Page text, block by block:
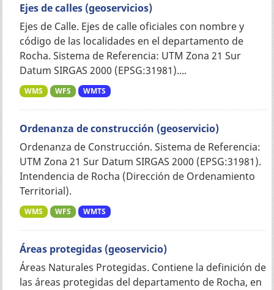
Ejes de calles (geoservicios)
Ejes de Calle. Ejes de calle oficiales con nombre y
código de las localidades en el departamento de
Rocha. Sistema de Referencia: UTM Zona 21 Sur
Datum SIRGAS 2000 (EPSG:31981)....
WMS WFS WMTS
Ordenanza de construcción (geoservicio)
Ordenanza de Construcción. Sistema de Referencia:
UTM Zona 21 Sur Datum SIRGAS 2000 (EPSG:31981).
Intendencia de Rocha (Dirección de Ordenamiento
Territorial).
WMS WFS WMTS
Áreas protegidas (geoservicio)
Áreas Naturales Protegidas. Contiene la definición de
las áreas protegidas del departamento de Rocha, en